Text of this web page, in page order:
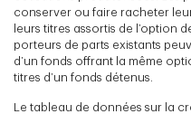
conserver ou faire racheter
leurs titres assortis de l’option
porteurs de parts existants
d’un fonds offrant la même
titres d’un fonds détenus.
Le tableau de données sur la